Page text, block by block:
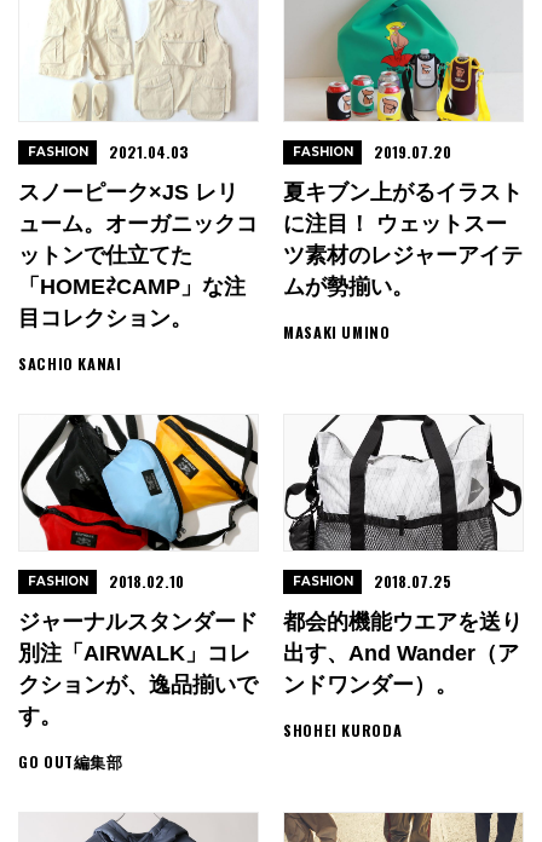
スノーピーク×JS レリ
ューム。オーガニックコ
ットンで仕立てた
「HOME⇄CAMP」な注
目コレクション。
SACHIO KANAI
FASHION 2021.04.03
夏キブン上がるイラスト
に注目！ ウェットスー
ツ素材のレジャーアイテ
ムが勢揃い。
MASAKI UMINO
FASHION 2019.07.20
ジャーナルスタンダード
別注「AIRWALK」コレ
クションが、逸品揃いで
す。
GO OUT編集部
FASHION 2018.02.10
都会的機能ウエアを送り
出す、and Wander（ア
ンドワンダー）。
SHOHEI KURODA
FASHION 2018.07.25